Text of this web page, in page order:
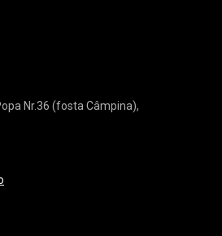
Nr.36 (fosta Câmpina),